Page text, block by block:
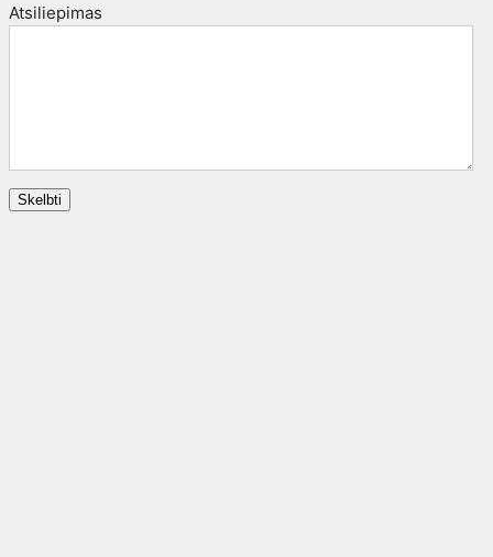
Atsiliepimas